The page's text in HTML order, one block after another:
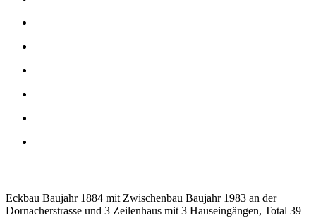
Eckbau Baujahr 1884 mit Zwischenbau Baujahr 1983 an der
Dornacherstrasse und 3 Zeilenhaus mit 3 Hauseingängen, Total 39